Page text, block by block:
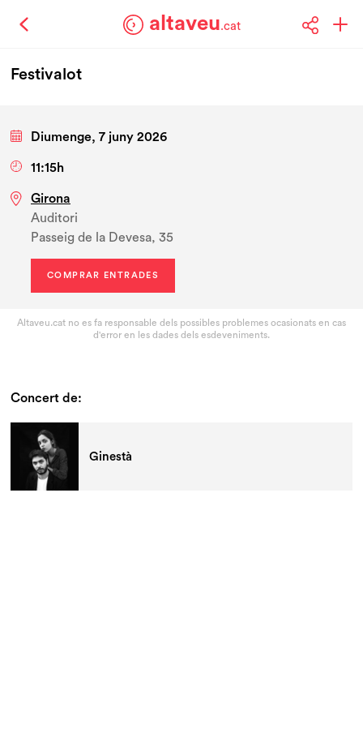
altaveu.cat
Festivalot
Diumenge, 7 juny 2026
11:15h
Girona
Auditori
Passeig de la Devesa, 35
COMPRAR ENTRADES
Altaveu.cat no es fa responsable dels possibles problemes ocasionats en cas
d'error en les dades dels esdeveniments.
Concert de:
Ginestà